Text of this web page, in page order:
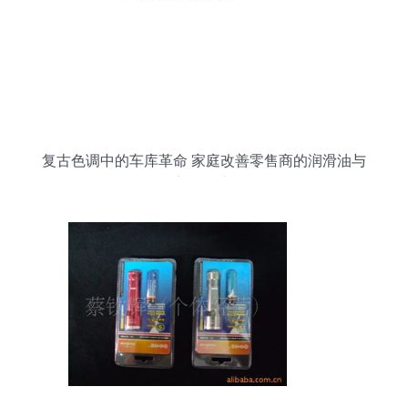
复古色调中的车库革命 家庭改善零售商的润滑油与